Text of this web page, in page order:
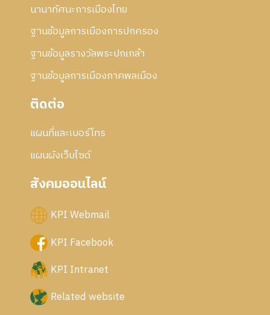
นานาทัศนะการเมืองไทย
ฐานข้อมูลการเมืองการปกครอง
ฐานข้อมูลรางวัลพระปกเกล้า
ฐานข้อมูลการเมืองภาคพลเมือง
ติดต่อ
แผนที่และเบอร์โทร
แผนผังเว็บไซด์
สังคมออนไลน์
KPI Webmail
KPI Facebook
KPI Intranet
Related website